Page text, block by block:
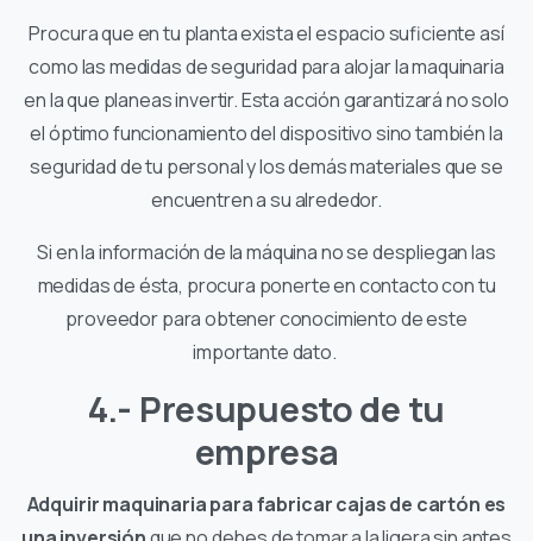
Procura que en tu planta exista el espacio suficiente así
como las medidas de seguridad para alojar la maquinaria
en la que planeas invertir. Esta acción garantizará no solo
el óptimo funcionamiento del dispositivo sino también la
seguridad de tu personal y los demás materiales que se
encuentren a su alrededor.
Si en la información de la máquina no se despliegan las
medidas de ésta, procura ponerte en contacto con tu
proveedor para obtener conocimiento de este
importante dato.
4.- Presupuesto de tu
empresa
Adquirir maquinaria para fabricar cajas de cartón es